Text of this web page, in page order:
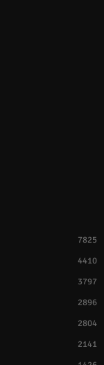
7825
4410
3797
2896
2804
2141